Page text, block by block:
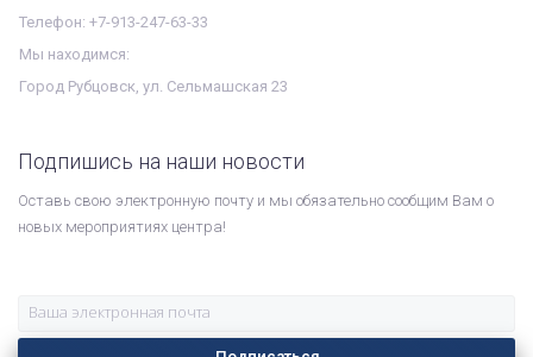
Телефон: +7-913-247-63-33
Мы находимся:
Город Рубцовск, ул. Сельмашская 23
Подпишись на наши новости
Оставь свою электронную почту и мы обязательно сообщим Вам о
новых мероприятиях центра!